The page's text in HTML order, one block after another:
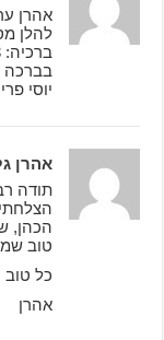
אהרן
להלן
ברכיה: 050-8789293 או 08-6729289 בהצלחה.
בברכה
יוסי פרי
אהרן
תודה
הכהן,
טוב
כל טוב
אהרן